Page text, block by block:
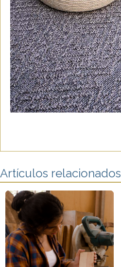
Artículos relacionados